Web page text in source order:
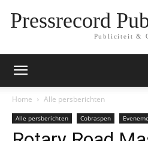
Pressrecord
Publiciteit &
Home Alle persberichten
Alle persberichten Cobraspen